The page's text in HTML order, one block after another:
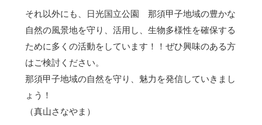
それ以外にも、日光国立公園 那須甲子地域の豊かな
自然の風景地を守り、活用し、生物多様性を確保する
ために多くの活動をしています！！ぜひ興味のある方
はご検討ください。
那須甲子地域の自然を守り、魅力を発信していきまし
ょう！
（真山さなやま）